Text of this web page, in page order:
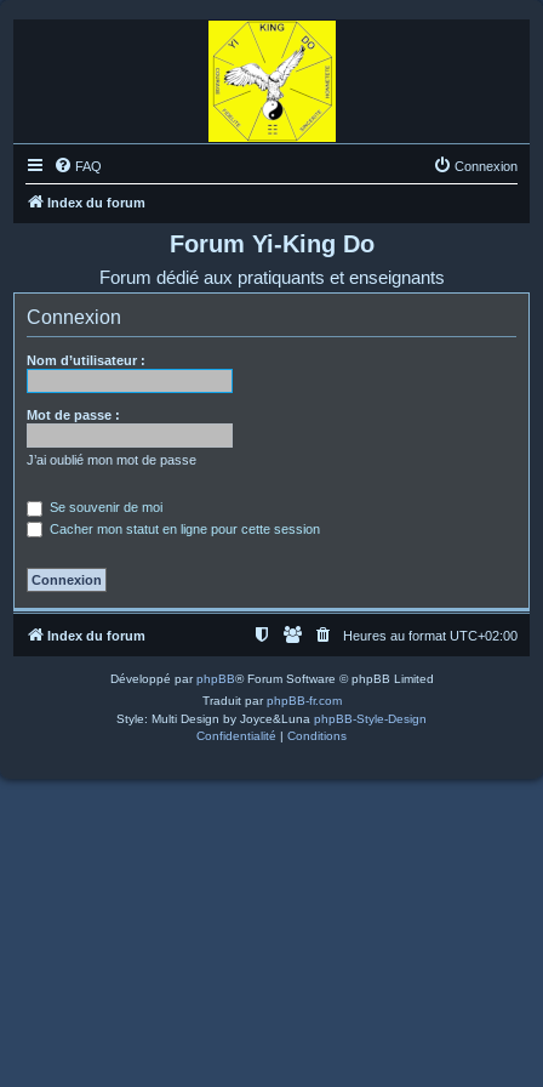
FAQ Connexion
Index du forum
Forum Yi-King Do
Forum dédié aux pratiquants et enseignants
Connexion
Nom d’utilisateur :
Mot de passe :
J’ai oublié mon mot de passe
Se souvenir de moi
Cacher mon statut en ligne pour cette session
Index du forum Heures au format UTC+02:00
Développé parphpBB® Forum Software © phpBB Limited
Traduit parphpBB-fr.com
Style: Multi Design by Joyce&Luna phpBB-Style-Design
Confidentialité | Conditions